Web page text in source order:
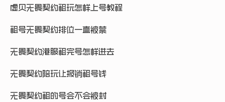
虚贝无畏契约租玩怎样上号教程
租号无畏契约排位一直被禁
无畏契约港服租完号怎样进去
无畏契约陪玩让报销租号钱
无畏契约租的号会不会被封